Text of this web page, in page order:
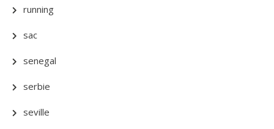
running
sac
senegal
serbie
seville